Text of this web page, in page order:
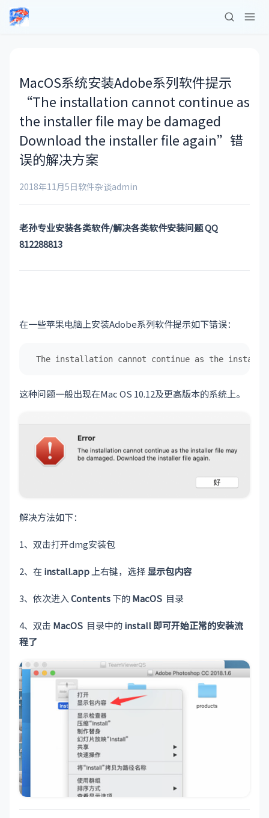
MacOS系统安装Adobe系列软件提示
“The installation cannot continue as
the installer file may be damaged
Download the installer file again”错
误的解决方案
2018年11月5日软件杂谈admin
老孙专业安装各类软件/解决各类软件安装问题 QQ
812288813
在一些苹果电脑上安装Adobe系列软件提示如下错误：
The installation cannot continue as the
这种问题一般出现在Mac OS 10.12及更高版本的系统上。
解决方法如下：
1、双击打开dmg安装包
2、在 install.app上右键，选择显示包内容
3、依次进入Contents下的MacOS 目录
4、双击 MacOS 目录中的install 即可开始正常的安装流
程了